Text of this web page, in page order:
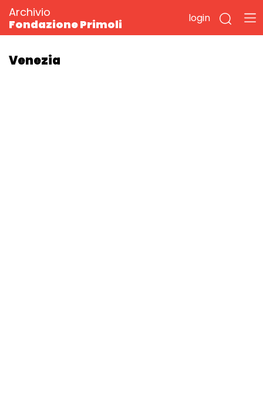
Archivio
Fondazione Primoli
login
Venezia